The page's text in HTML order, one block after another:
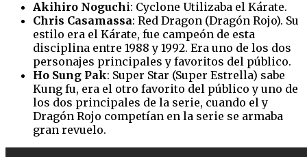
Akihiro Noguchi: Cyclone Utilizaba el Kárate.
Chris Casamassa: Red Dragon (Dragón Rojo). Su
estilo era el Kárate, fue campeón de esta
disciplina entre 1988 y 1992. Era uno de los dos
personajes principales y favoritos del público.
Ho Sung Pak: Super Star (Super Estrella) sabe
Kung fu, era el otro favorito del público y uno de
los dos principales de la serie, cuando el y
Dragón Rojo competían en la serie se armaba
gran revuelo.